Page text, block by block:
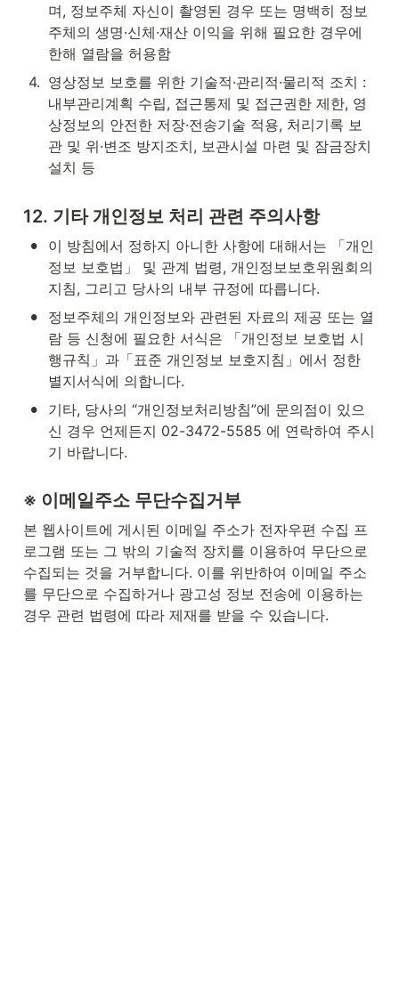
며, 정보주체 자신이 촬영된 경우 또는 명백히 정보
주체의 생명·신체·재산 이익을 위해 필요한 경우에
한해 열람을 허용함
4. 영상정보 보호를 위한 기술적·관리적·물리적 조치 :
내부관리계획 수립, 접근통제 및 접근권한 제한, 영
상정보의 안전한 저장·전송기술 적용, 처리기록 보
관 및 위·변조 방지조치, 보관시설 마련 및 잠금장치
설치 등
12. 기타 개인정보 처리 관련 주의사항
•
이 방침에서 정하지 아니한 사항에 대해서는 「개인
정보 보호법」 및 관계 법령, 개인정보보호위원회의
지침, 그리고 당사의 내부 규정에 따릅니다.
•
정보주체의 개인정보와 관련된 자료의 제공 또는 열
람 등 신청에 필요한 서식은 「개인정보 보호법 시
행규칙」과「표준 개인정보 보호지침」에서 정한
별지서식에 의합니다.
•
기타, 당사의 “개인정보처리방침”에 문의점이 있으
신 경우 언제든지 02-3472-5585 에 연락하여 주시
기 바랍니다.
※ 이메일주소 무단수집거부
본 웹사이트에 게시된 이메일 주소가 전자우편 수집 프
로그램 또는 그 밖의 기술적 장치를 이용하여 무단으로
수집되는 것을 거부합니다. 이를 위반하여 이메일 주소
를 무단으로 수집하거나 광고성 정보 전송에 이용하는
경우 관련 법령에 따라 제재를 받을 수 있습니다.